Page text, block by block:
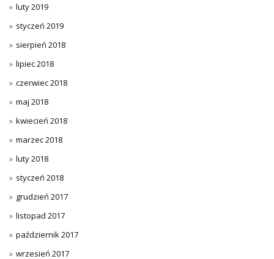
luty 2019
styczeń 2019
sierpień 2018
lipiec 2018
czerwiec 2018
maj 2018
kwiecień 2018
marzec 2018
luty 2018
styczeń 2018
grudzień 2017
listopad 2017
październik 2017
wrzesień 2017